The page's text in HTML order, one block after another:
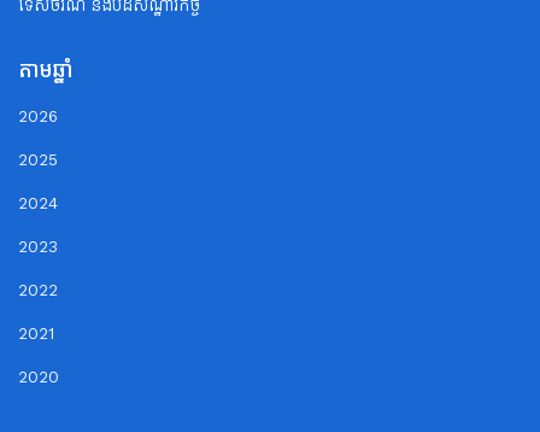
ទេសចរណ័ និងបដិសណ្ឋារកិច្ច
តាមឆ្នាំ
2026
2025
2024
2023
2022
2021
2020